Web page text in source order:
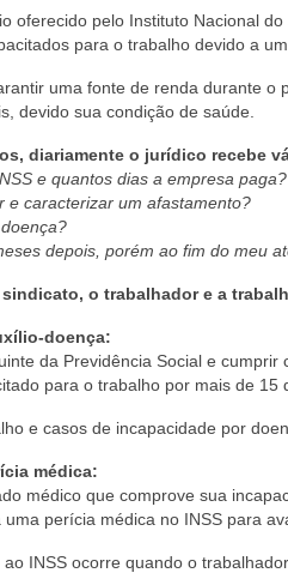
oferecido pelo Instituto Nacional
para o trabalho devido a
uma fonte de renda durante
devido sua condição de saúde.
diariamente o jurídico recebe
e quantos dias a empresa paga?
e caracterizar um afastamento?
depois, porém ao fim do meu
o trabalhador e a
doença:
da Previdência Social e
para o trabalho por mais de 15
e casos de incapacidade por
médica:
médico que comprove sua
perícia médica no INSS para
INSS ocorre quando o